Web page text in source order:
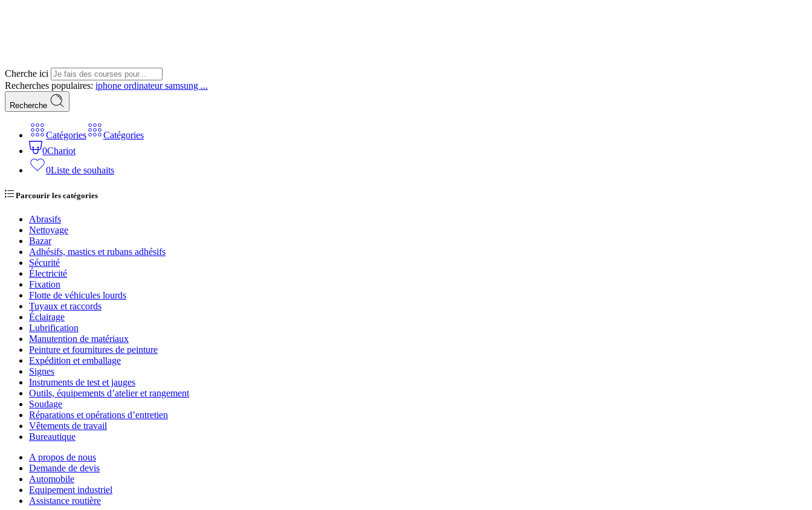
Cherche ici
Recherches populaires: iphone ordinateursamsung ...
Recherche
Catégories
Catégories
0Chariot
0Liste de souhaits
Parcourir les catégories
Abrasifs
Nettoyage
Bazar
Adhésifs, mastics et rubans adhésifs
Sécurité
Électricité
Fixation
Flotte de véhicules lourds
Tuyaux et raccords
Éclairage
Lubrification
Manutention de matériaux
Peinture et fournitures de peinture
Expédition et emballage
Signes
Instruments de test et jauges
Outils, équipements d’atelier et rangement
Soudage
Réparations et opérations d’entretien
Vêtements de travail
Bureautique
A propos de nous
Demande de devis
Automobile
Equipement industriel
Assistance routière